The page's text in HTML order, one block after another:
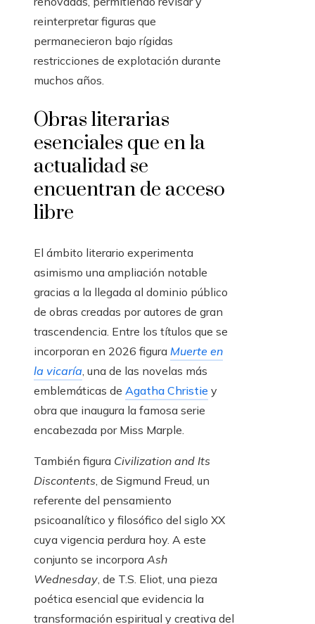
reinterpretar figuras que
permanecieron bajo rígidas
restricciones de explotación durante
muchos años.
Obras literarias
esenciales que en la
actualidad se
encuentran de acceso
libre
El ámbito literario experimenta
asimismo una ampliación notable
gracias a la llegada al dominio público
de obras creadas por autores de gran
trascendencia. Entre los títulos que se
incorporan en 2026 figura Muerte en
la vicaría, una de las novelas más
emblemáticas de Agatha Christie y
obra que inaugura la famosa serie
encabezada por Miss Marple.
También figura Civilization and Its
Discontents, de Sigmund Freud, un
referente del pensamiento
psicoanalítico y filosófico del siglo XX
cuya vigencia perdura hoy. A este
conjunto se incorpora Ash
Wednesday, de T.S. Eliot, una pieza
poética esencial que evidencia la
transformación espiritual y creativa del